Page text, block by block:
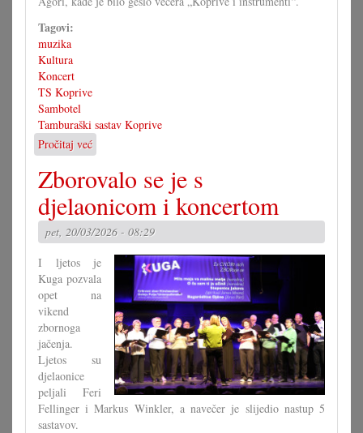
Tagovi:
muzika
Kultura
Koncert
TS Koprive
Sambotel
Tamburaški sastav Koprive
Pročitaj već
Koprive:
Zanimljivi
instrumenti,
zanimljivi
ljudi
Zborovalo se je s
djelaonicom i koncertom
pet, 20/03/2026 - 08:29
I ljetos je
Kuga pozvala
opet na
vikend
zbornoga
jačenja.
Ljetos su
djelaonice
peljali Feri
Fellinger i Markus Winkler, a navečer je slijedio nastup 5
sastavov.